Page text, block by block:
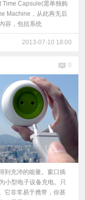
Time Capsule(需单独购
Machine，从此再无后
容，包括系统
2013-07-10 18:00
0
到充沛的能量。窗口插
小型电子设备充电。只
它非常易于携带，你甚